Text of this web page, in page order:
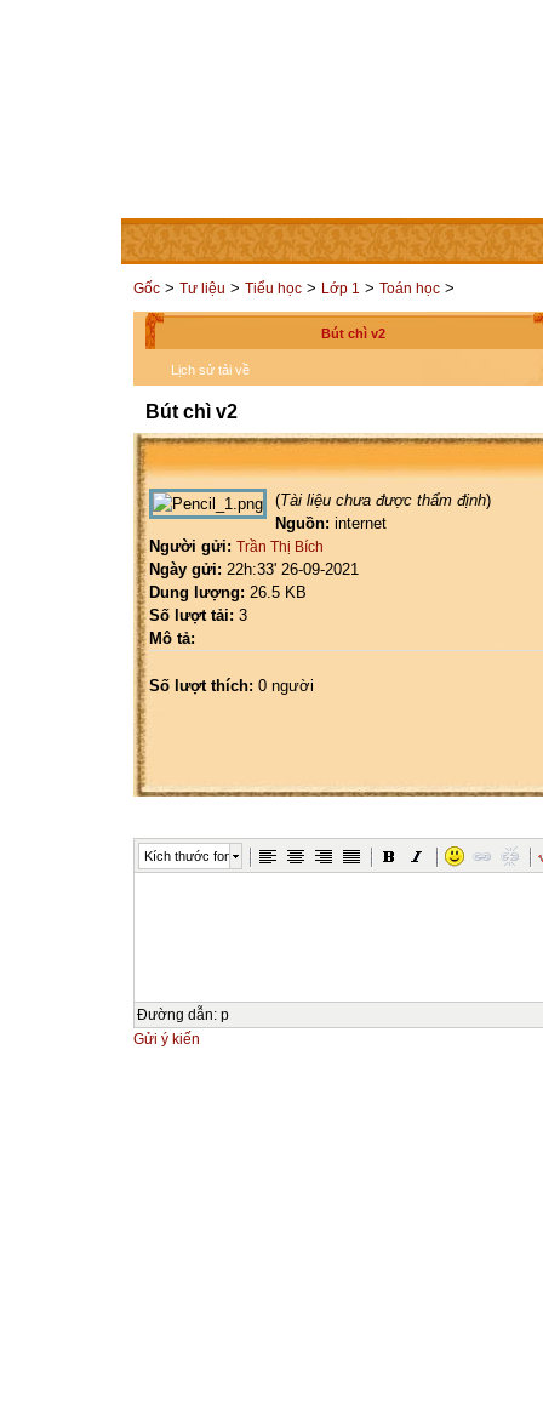
TRANG CHỦ THÀNH VIÊN LIÊN HỆ CÁC
Gốc > Tư liệu > Tiểu học > Lớp 1 > Toán học >
Bút chì v2
Lịch sử tải về
Bút chì v2
(Tài liệu chưa được thẩm định)
Nguồn: internet
Người gửi: Trần Thị Bích
Ngày gửi: 22h:33' 26-09-2021
Dung lượng: 26.5 KB
Số lượt tải: 3
Mô tả:
Số lượt thích: 0 người
Kích thước font
Đường dẫn: p
Gửi ý kiến